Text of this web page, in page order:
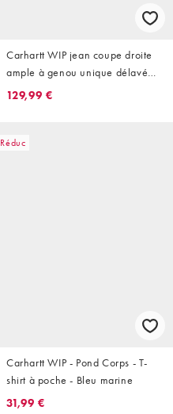
Carhartt WIP jean coupe droite
ample à genou unique délavé
marron
129,99 €
Réduc
Carhartt WIP - Pond Corps - T-
shirt à poche - Bleu marine
31,99 €